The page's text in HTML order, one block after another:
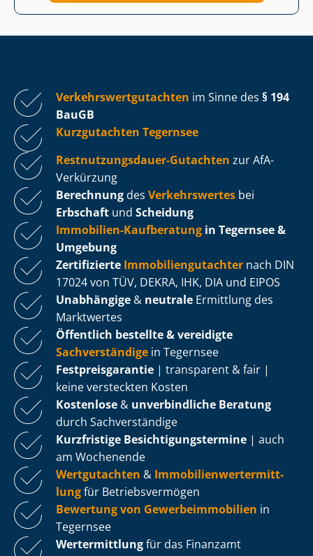
Ver­kehrs­wert­gut­ach­ten im Sinne des § 194
BauGB
Kurzgutachten Tegernsee
Rest­nut­zungs­dau­er-Gutachten zur AfA-
Verkürzung
Berechnung des Verkehrswertes bei
Erbschaft und Scheidung
Immobilien-Kaufberatung in Tegernsee &
Umgebung
Zertifizierte Im­mo­bi­li­en­gut­ach­ter nach DIN
17024 von TÜV, DEKRA, IHK, DIA und EIPOS
Unabhängige & neutrale Ermittlung des
Marktwertes
Öffentlich bestellte & vereidigte
Sachverständige in Tegernsee
Fest­preis­ga­ran­tie | transparent & fair |
keine versteckten Kosten
Kostenlose & unverbindliche Beratung
durch Sachverständige
Kurzfristige Be­sich­ti­gungs­ter­mi­ne | auch
am Wochenende
Wertgutachten & Im­mo­bi­li­en­wert­ermitt­
lungfür Be­triebs­ver­mö­gen
Bewertung von Ge­wer­be­im­mo­bi­li­en in
Tegernsee
Wertermittlungfür das Finanzamt